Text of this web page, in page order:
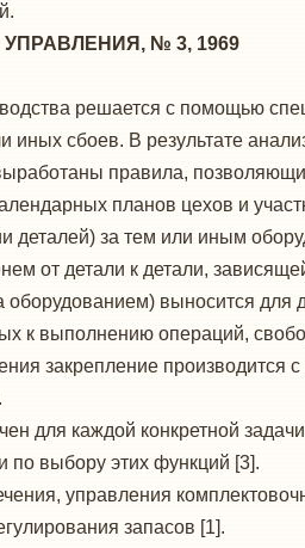
№ 3, 1969
решается с помощью
иных сбоев. В результате
правила,
планов цехов и
деталей) за тем или иным
от детали к детали,
выносится
к вы­полнению операций,
закрепление производится
для каждой конкретной
по выбору этих функций [3].
управления
запасов [1].